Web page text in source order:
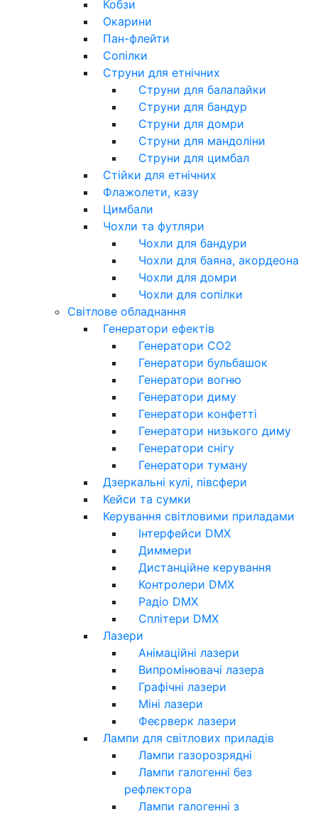
Кобзи
Окарини
Пан-флейти
Сопілки
Струни для етнічних
Струни для балалайки
Струни для бандур
Струни для домри
Струни для мандоліни
Струни для цимбал
Стійки для етнічних
Флажолети, казу
Цимбали
Чохли та футляри
Чохли для бандури
Чохли для баяна, акордеона
Чохли для домри
Чохли для сопілки
Світлове обладнання
Генератори ефектів
Генератори CO2
Генератори бульбашок
Генератори вогню
Генератори диму
Генератори конфетті
Генератори низького диму
Генератори снігу
Генератори туману
Дзеркальні кулі, півсфери
Кейси та сумки
Керування світловими приладами
Інтерфейси DMX
Диммери
Дистанційне керування
Контролери DMX
Радіо DMX
Сплітери DMX
Лазери
Анімаційні лазери
Випромінювачі лазера
Графічні лазери
Міні лазери
Феєрверк лазери
Лампи для світлових приладів
Лампи газорозрядні
Лампи галогенні без
рефлектора
Лампи галогенні з